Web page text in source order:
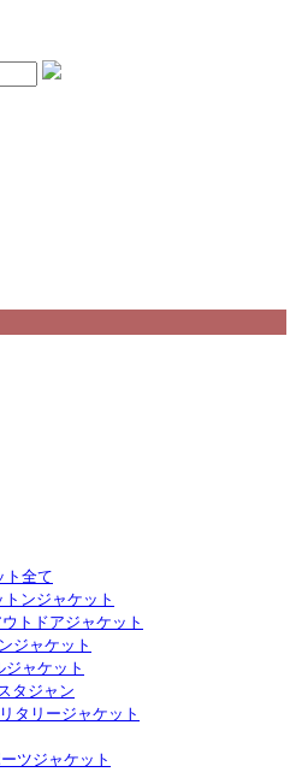
ト全て
トンジャケット
トドアジャケット
ジャケット
ジャケット
タジャン
タリージャケット
ツジャケット